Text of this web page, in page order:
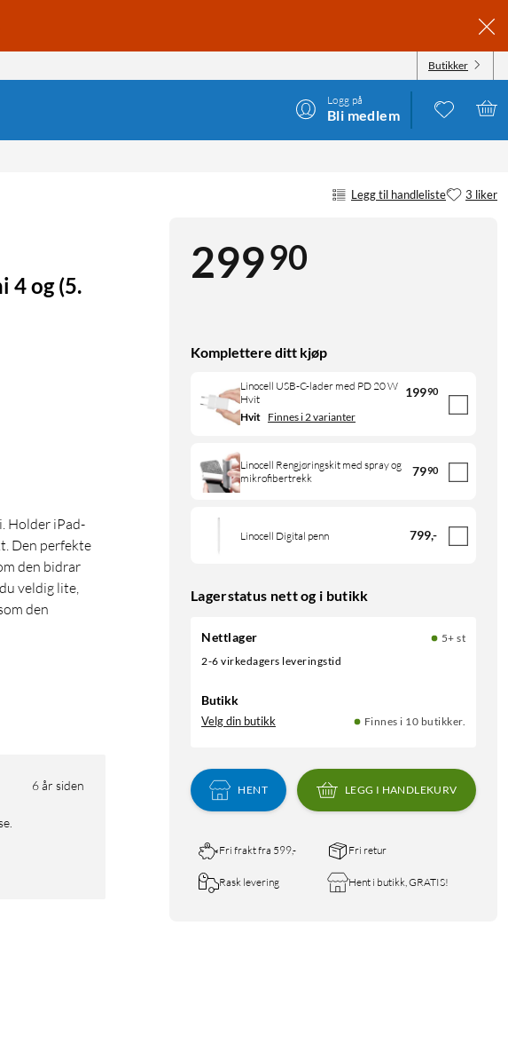
Butikker
Logg på
Bli medlem
Legg til handleliste 3 liker
29990
Komplettere ditt kjøp
Linocell USB-C-lader med PD 20 W
Hvit
19990
Hvit Finnes i 2 varianter
Linocell Rengjøringskit med spray og
mikrofibertrekk
7990
Linocell Digital penn 799,-
Lagerstatus nett og i butikk
Nettlager
5+ st
2-6 virkedagers leveringstid
Butikk
Velg din butikk Finnes i 10 butikker.
HENT LEGG I HANDLEKURV
Fri frakt fra 599,- Fri retur
Rask levering Hent i butikk, GRATIS!
4 og (5.
Holder iPad-
Den perfekte
den bidrar
veldig lite,
den
6 år siden